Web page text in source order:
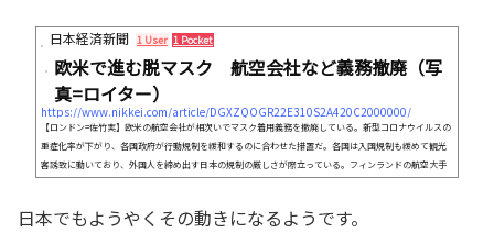
日本経済新聞 1 User 1 Pocket
欧米で進む脱マスク 航空会社など義務撤廃（写
真=ロイター）
https://www.nikkei.com/article/DGXZQOGR22E310S2A420C2000000/
【ロンドン=佐竹実】欧米の航空会社が相次いでマスク着用義務を撤廃している。新型コロナウイルスの
重症化率が下がり、各国政府が行動規制を緩和するのに合わせた措置だ。各国は入国規制も緩めて観光
客誘致に動いており、外国人を締め出す日本の規制の厳しさが際立っている。フィンランドの航空大手
日本でもようやくその動きになるようです。